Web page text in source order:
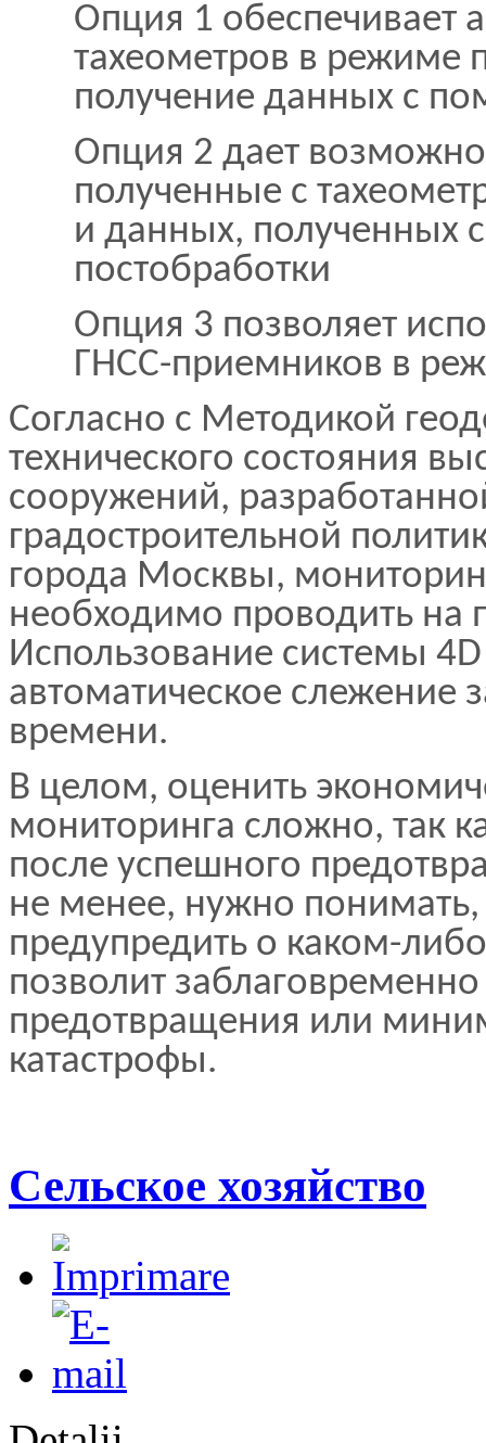
Опция 1 обеспечивает
тахеометров в режиме
получение данных с
Опция 2 дает
полученные с
и данных, полученных
постобработки
Опция 3 позволяет
ГНСС-приемников в
Согласно с Методикой
технического состояния
сооружений,
градостроительной
города Москвы,
необходимо проводить на
Использование системы
автоматическое слежение
времени.
В целом, оценить
мониторинга сложно, так
после успешного
не менее, нужно понимать,
предупредить о каком-
позволит
предотвращения или
катастрофы.
Сельское хозяйство